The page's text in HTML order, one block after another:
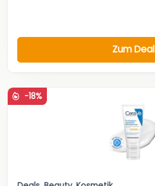
Zum Deal
-18%